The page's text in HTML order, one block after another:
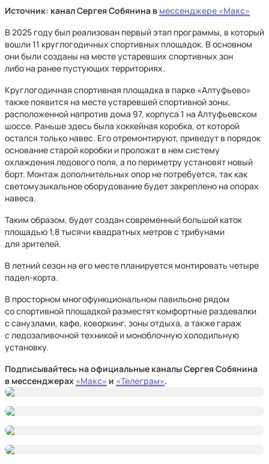
Источник: канал Сергея Собянина в мессенджере «Макс»
В 2025 году был реализован первый этап программы, в который
вошли 11 круглогодичных спортивных площадок. В основном
они были созданы на месте устаревших спортивных зон
либо на ранее пустующих территориях.
Круглогодичная спортивная площадка в парке «Алтуфьево»
также появится на месте устаревшей спортивной зоны,
расположенной напротив дома 97, корпуса 1 на Алтуфьевском
шоссе. Раньше здесь была хоккейная коробка, от которой
остался только навес. Его отремонтируют, приведут в порядок
основание старой коробки и проложат в нем систему
охлаждения ледового поля, а по периметру установят новый
борт. Монтаж дополнительных опор не потребуется, так как
светомузыкальное оборудование будет закреплено на опорах
навеса.
Таким образом, будет создан современный большой каток
площадью 1,8 тысячи квадратных метров с трибунами
для зрителей.
В летний сезон на его месте планируется монтировать четыре
падел-корта.
В просторном многофункциональном павильоне рядом
со спортивной площадкой разместят комфортные раздевалки
с санузлами, кафе, коворкинг, зоны отдыха, а также гараж
с ледозаливочной техникой и моноблочную холодильную
установку.
Подписывайтесь на официальные каналы Сергея Собянина
в мессенджерах «Макс» и «Телеграм».